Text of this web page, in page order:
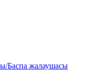
Баспа жалаушасы